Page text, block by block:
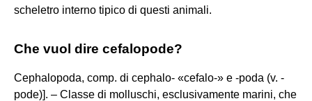
scheletro interno tipico di questi animali.
Che vuol dire cefalopode?
Cephalopoda, comp. di cephalo- «cefalo-» e -poda (v. -
pode)]. – Classe di molluschi, esclusivamente marini, che